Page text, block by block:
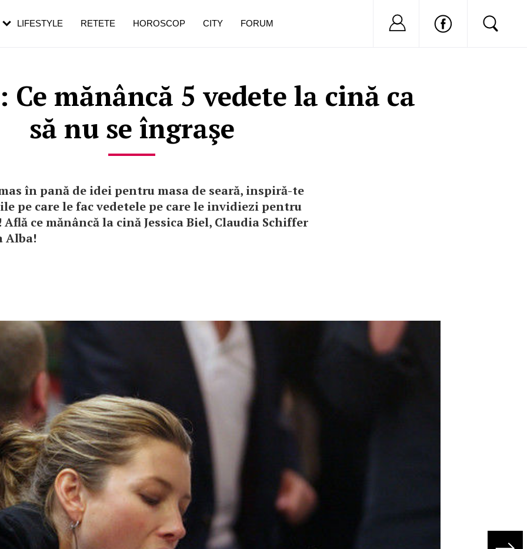
mănâncă 5 vedete la cină ca
să nu se îngraşe
în pană de idei pentru masa de seară, inspiră-te
pe care le fac vedetele pe care le invidiezi pentru
ce mănâncă la cină Jessica Biel, Claudia Schiffer
Alba!
LIFESTYLE RETETE HOROSCOP CITY FORUM Nu ai cont?
în vârstă
de dureroasă este investigația